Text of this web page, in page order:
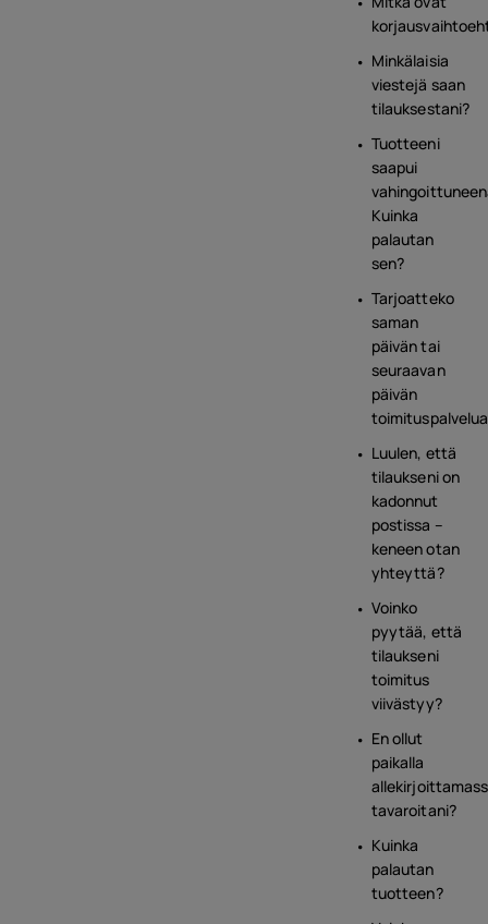
Minkälaisia
viestejä saan
tilauksestani?
Tuotteeni
saapui
Kuinka
palautan
sen?
Tarjoatteko
saman
päivän tai
seuraavan
päivän
Luulen, että
tilaukseni on
kadonnut
postissa –
keneen otan
yhteyttä?
Voinko
pyytää, että
tilaukseni
toimitus
viivästyy?
En ollut
paikalla
tavaroitani?
Kuinka
palautan
tuotteen?